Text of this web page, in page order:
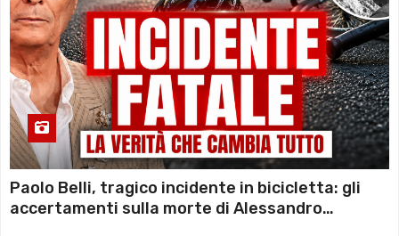
Paolo Belli, tragico incidente in bicicletta: gli
accertamenti sulla morte di Alessandro